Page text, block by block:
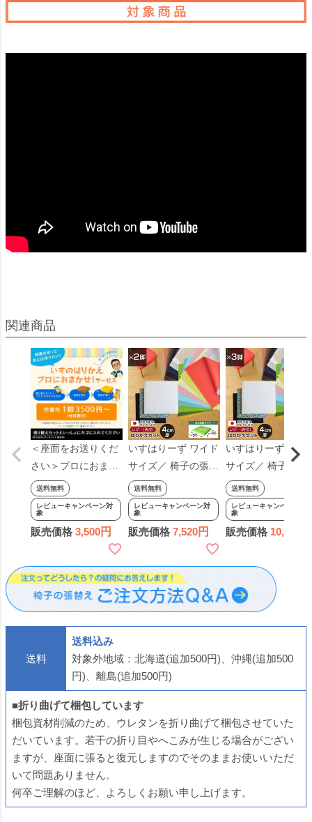
＜座面をお送りくだ
さい＞プロにおまか
せ！ 椅子の張り替え
×1脚分（作業費の
み・材料費別）※材
料は別ページからお
求めください※ 椅子
の張替え 椅子 はり
かえ 作業 サービス
送料無料
レビューキャンペーン対
象
販売価格 3,500
いすはりーず ワイド
サイズ／ 椅子の張り
替え セット レザー
合皮 無地 【4cm
厚】【2脚分】 キッ
ト いす DIY イス 張
り替え 国産 生地 難
燃 飲食店に 修理 座
面 椅子 張替え はり
かえ
送料無料
レビューキャンペーン対
象
販売価格 7,520
いすはりーず ワイ
サイズ／ 椅子の張
替え セット レザー
合皮 無地 【4cm
厚】【3脚分】 キッ
ト いす DIY イス 張
燃 飲食店に 修理 座
面 椅子 張替え はり
かえ
送料無料
レビューキャンペーン対
象
販売価格 10,330
送料
送料込み
対象外地域：北海道(追加500円)、沖縄(追加500
円)、離島(追加500円)
■折り曲げて梱包しています
梱包資材削減のため、ウレタンを折り曲げて梱包させていた
だいています。若干の折り目やへこみが生じる場合がござい
ますが、座面に張ると復元しますのでそのままお使いいただ
いて問題ありません。
何卒ご理解のほど、よろしくお願い申し上げます。